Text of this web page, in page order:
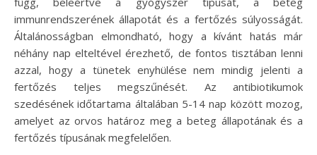
immunrendszerének állapotát és a fertőzés súlyosságát.
Általánosságban elmondható, hogy a kívánt hatás már
néhány nap elteltével érezhető, de fontos tisztában lenni
azzal, hogy a tünetek enyhülése nem mindig jelenti a
fertőzés teljes megszűnését. Az antibiotikumok
szedésének időtartama általában 5-14 nap között mozog,
amelyet az orvos határoz meg a beteg állapotának és a
fertőzés típusának megfelelően.